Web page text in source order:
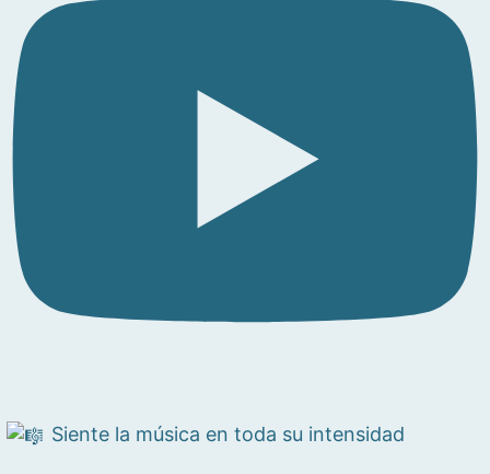
Siente la música en toda su intensidad